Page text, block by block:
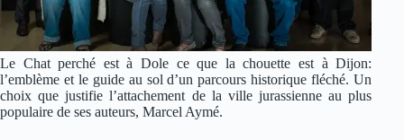
Le Chat perché est à Dole ce que la chouette est à Dijon:
l’emblème et le guide au sol d’un parcours historique fléché. Un
choix que justifie l’attachement de la ville jurassienne au plus
populaire de ses auteurs, Marcel Aymé.